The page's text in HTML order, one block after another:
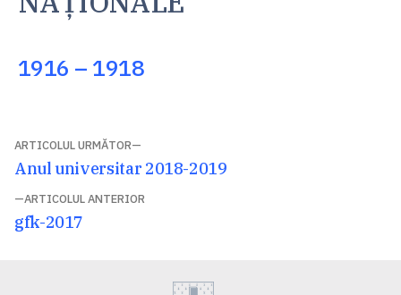
1916 – 1918
Navigare
în
articole
ARTICOLUL ANTERIOR
Articolul
gfk-2017
ARTICOLUL URMĂTOR
Articolul
Anul universitar 2018-2019